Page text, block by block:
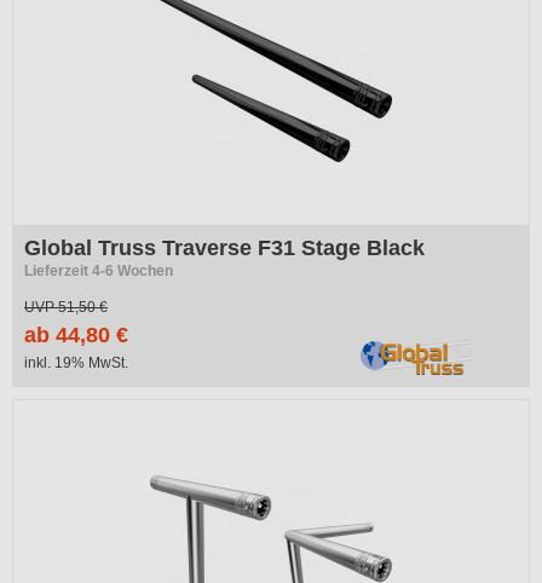
Global Truss Traverse F31 Stage Black
Lieferzeit 4-6 Wochen
UVP51,50 €
ab 44,80 €
inkl. 19% MwSt.